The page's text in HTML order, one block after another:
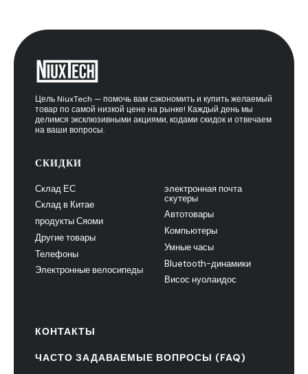
Цель NiuxTech — помочь вам сэкономить и купить желаемый
товар по самой низкой цене на рынке! Каждый день мы
делимся эксклюзивными акциями, кодами скидок и отвечаем
на ваши вопросы.
СКИДКИ
Склад ЕС
Склад в Китае
продукты Сяоми
Другие товары
Телефоны
Электронные велосипеды
электронная почта
скутеры
Автотовары
Компьютеры
Умные часы
Bluetooth-динамики
Висос нуолаидос
КОНТАКТЫ
ЧАСТО ЗАДАВАЕМЫЕ ВОПРОСЫ (FAQ)